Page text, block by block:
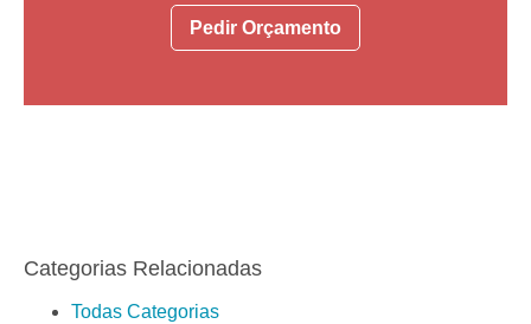
Pedir Orçamento
Categorias Relacionadas
Todas Categorias